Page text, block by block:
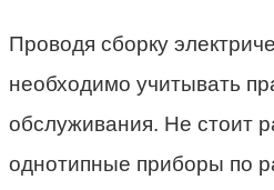
Проводя сборку
необходимо учитывать
обслуживания. Не стоит
однотипные приборы по